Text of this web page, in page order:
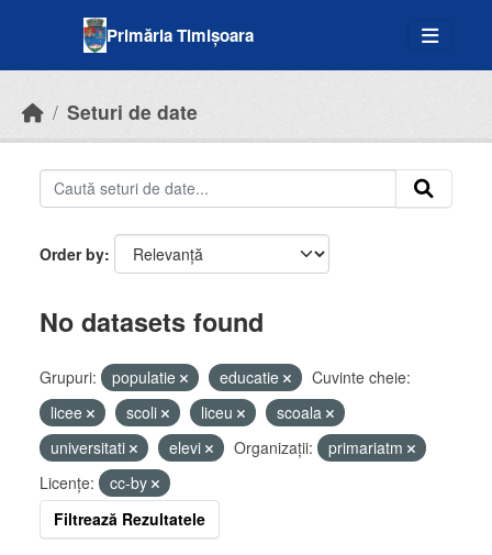
Primăria Timișoara
Seturi de date
Order by
No datasets found
Grupuri: populatie educatie
Cuvinte cheie:
licee
scoli liceu
scoala
universitati
elevi Organizații:
primariatm
Licenţe:
cc-by
Filtrează Rezultatele